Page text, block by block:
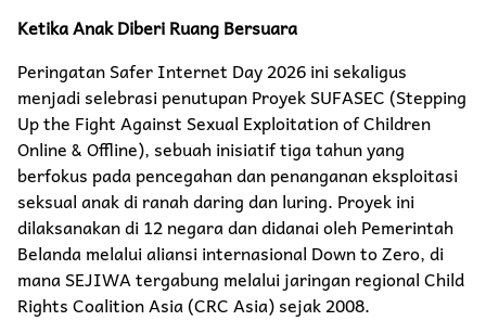
Ketika Anak Diberi Ruang Bersuara
Peringatan Safer Internet Day 2026 ini sekaligus
menjadi selebrasi penutupan Proyek SUFASEC (Stepping
Up the Fight Against Sexual Exploitation of Children
Online & Offline), sebuah inisiatif tiga tahun yang
berfokus pada pencegahan dan penanganan eksploitasi
seksual anak di ranah daring dan luring. Proyek ini
dilaksanakan di 12 negara dan didanai oleh Pemerintah
Belanda melalui aliansi internasional Down to Zero, di
mana SEJIWA tergabung melalui jaringan regional Child
Rights Coalition Asia (CRC Asia) sejak 2008.